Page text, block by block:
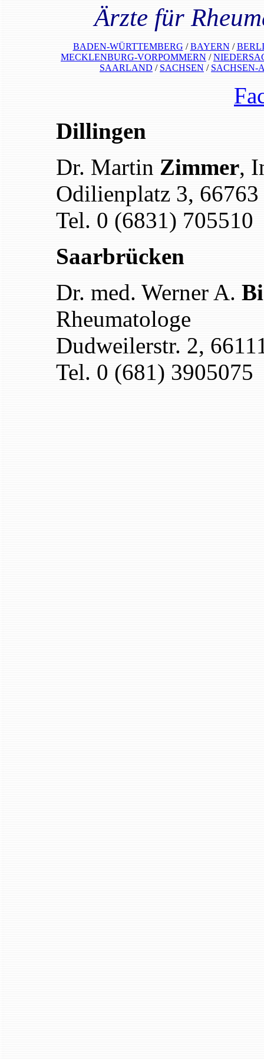
Ärzte für
BADEN-WÜRTTEMBERG /BAYERN /
MECKLENBURG-VORPOMMERN /
SAARLAND / SACHSEN / SACHSEN-
Dillingen
Dr. Martin Zimmer,
Odilienplatz 3,
Tel. 0 (6831) 705510
Saarbrücken
Dr. med. Werner A.
Rheumatologe
Dudweilerstr. 2,
Tel. 0 (681) 3905075